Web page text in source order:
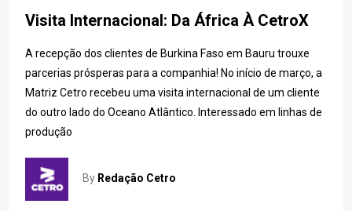
Visita Internacional: Da África À CetroX
A recepção dos clientes de Burkina Faso em Bauru trouxe
parcerias prósperas para a companhia! No início de março, a
Matriz Cetro recebeu uma visita internacional de um cliente
do outro lado do Oceano Atlântico. Interessado em linhas de
produção
By Redação Cetro